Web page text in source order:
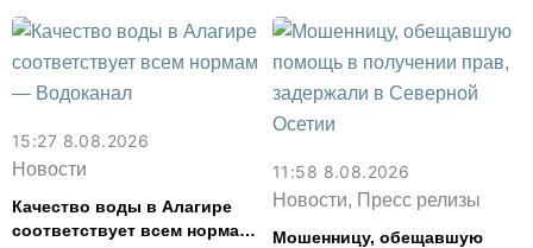
15:27 8.08.2026
Новости
Качество воды в Алагире
соответствует всем нормам
11:58 8.08.2026
Новости, Пресс релизы
Мошенницу, обещавшую